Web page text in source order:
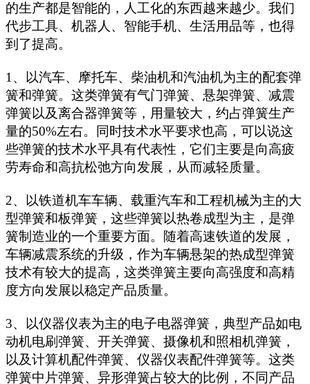
的生产都是智能的，人工化的东西越来越少。我们
代步工具、机器人、智能手机、生活用品等，也得
到了提高。
1、以汽车、摩托车、柴油机和汽油机为主的配套弹
簧和弹簧。这类弹簧有气门弹簧、悬架弹簧、减震
弹簧以及离合器弹簧等，用量较大，约占弹簧生产
量的50%左右。同时技术水平要求也高，可以说这
些弹簧的技术水平具有代表性，它们主要是向高疲
劳寿命和高抗松弛方向发展，从而减轻质量。
2、以铁道机车车辆、载重汽车和工程机械为主的大
型弹簧和板弹簧，这些弹簧以热卷成型为主，是弹
簧制造业的一个重要方面。随着高速铁道的发展，
车辆减震系统的升级，作为车辆悬架的热成型弹簧
技术有较大的提高，这类弹簧主要向高强度和高精
度方向发展以稳定产品质量。
3、以仪器仪表为主的电子电器弹簧，典型产品如电
动机电刷弹簧、开关弹簧、摄像机和照相机弹簧，
以及计算机配件弹簧、仪器仪表配件弹簧等。这类
弹簧中片弹簧、异形弹簧占较大的比例，不同产品